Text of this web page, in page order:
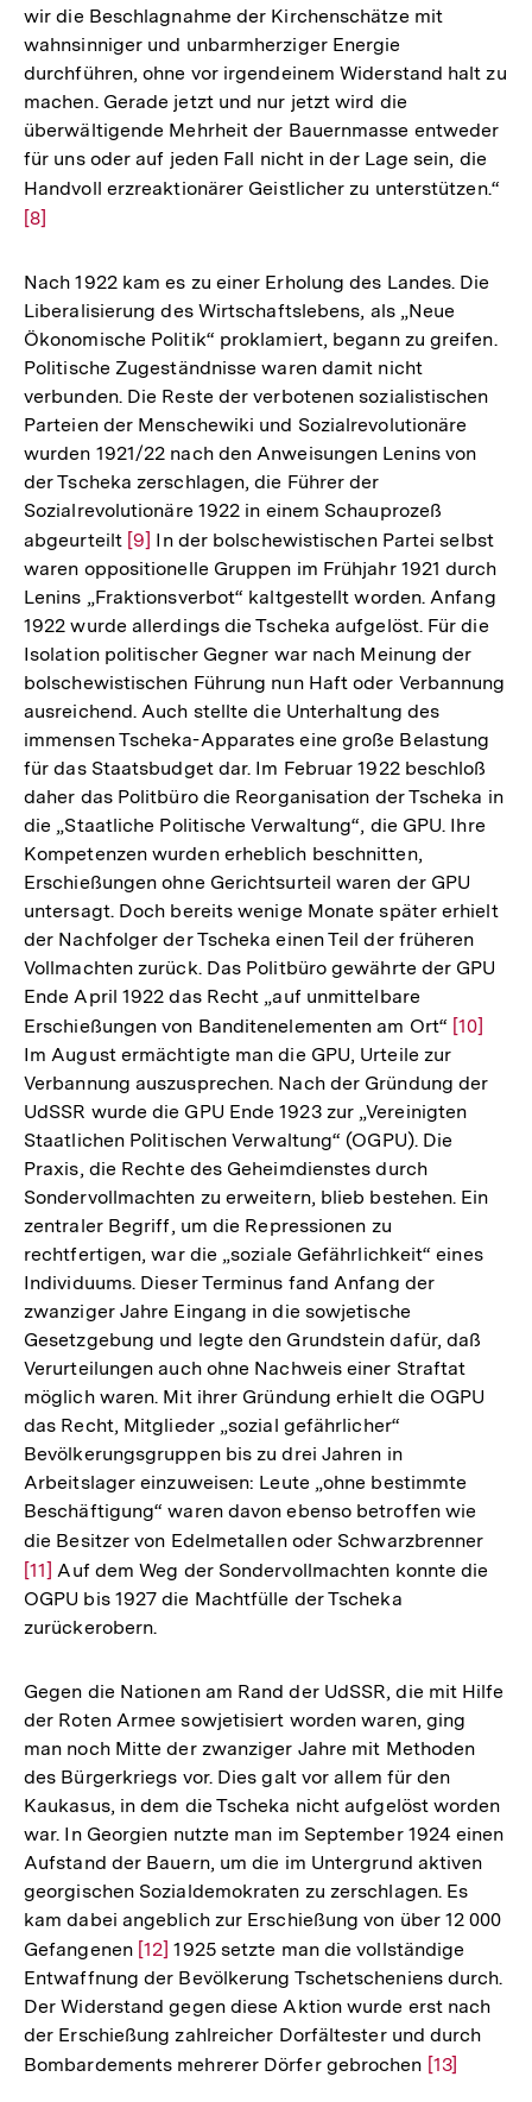
wir die Beschlagnahme der Kirchenschätze mit
wahnsinniger und unbarmherziger Energie
durchführen, ohne vor irgendeinem Widerstand halt zu
machen. Gerade jetzt und nur jetzt wird die
überwältigende Mehrheit der Bauernmasse entweder
für uns oder auf jeden Fall nicht in der Lage sein, die
Handvoll erzreaktionärer Geistlicher zu unterstützen.“Zur
[8]
Nach 1922 kam es zu einer Erholung des Landes. Die
Liberalisierung des Wirtschaftslebens, als „Neue
Ökonomische Politik“ proklamiert, begann zu greifen.
Politische Zugeständnisse waren damit nicht
verbunden. Die Reste der verbotenen sozialistischen
Parteien der Menschewiki und Sozialrevolutionäre
wurden 1921/22 nach den Anweisungen Lenins von
der Tscheka zerschlagen, die Führer der
Sozialrevolutionäre 1922 in einem Schauprozeß
abgeurteilt Zur
Auflösung
der
Fußnote
[9] In der bolschewistischen Partei selbst
waren oppositionelle Gruppen im Frühjahr 1921 durch
Lenins „Fraktionsverbot“ kaltgestellt worden. Anfang
1922 wurde allerdings die Tscheka aufgelöst. Für die
Isolation politischer Gegner war nach Meinung der
bolschewistischen Führung nun Haft oder Verbannung
ausreichend. Auch stellte die Unterhaltung des
immensen Tscheka-Apparates eine große Belastung
für das Staatsbudget dar. Im Februar 1922 beschloß
daher das Politbüro die Reorganisation der Tscheka in
die „Staatliche Politische Verwaltung“, die GPU. Ihre
Kompetenzen wurden erheblich beschnitten,
Erschießungen ohne Gerichtsurteil waren der GPU
untersagt. Doch bereits wenige Monate später erhielt
der Nachfolger der Tscheka einen Teil der früheren
Vollmachten zurück. Das Politbüro gewährte der GPU
Ende April 1922 das Recht „auf unmittelbare
Erschießungen von Banditenelementen am Ort“ Zur
der
Fußnote
[10]
Im August ermächtigte man die GPU, Urteile zur
Verbannung auszusprechen. Nach der Gründung der
UdSSR wurde die GPU Ende 1923 zur „Vereinigten
Staatlichen Politischen Verwaltung“ (OGPU). Die
Praxis, die Rechte des Geheimdienstes durch
Sondervollmachten zu erweitern, blieb bestehen. Ein
zentraler Begriff, um die Repressionen zu
rechtfertigen, war die „soziale Gefährlichkeit“ eines
Individuums. Dieser Terminus fand Anfang der
zwanziger Jahre Eingang in die sowjetische
Gesetzgebung und legte den Grundstein dafür, daß
Verurteilungen auch ohne Nachweis einer Straftat
möglich waren. Mit ihrer Gründung erhielt die OGPU
das Recht, Mitglieder „sozial gefährlicher“
Bevölkerungsgruppen bis zu drei Jahren in
Arbeitslager einzuweisen: Leute „ohne bestimmte
Beschäftigung“ waren davon ebenso betroffen wie
die Besitzer von Edelmetallen oder Schwarzbrenner
[11] Auf dem Weg der Sondervollmachten konnte die
OGPU bis 1927 die Machtfülle der Tscheka
zurückerobern.
Gegen die Nationen am Rand der UdSSR, die mit Hilfe
der Roten Armee sowjetisiert worden waren, ging
man noch Mitte der zwanziger Jahre mit Methoden
des Bürgerkriegs vor. Dies galt vor allem für den
Kaukasus, in dem die Tscheka nicht aufgelöst worden
war. In Georgien nutzte man im September 1924 einen
Aufstand der Bauern, um die im Untergrund aktiven
georgischen Sozialdemokraten zu zerschlagen. Es
kam dabei angeblich zur Erschießung von über 12 000
Gefangenen Zur
Auflösung
der
Fußnote
[12] 1925 setzte man die vollständige
Entwaffnung der Bevölkerung Tschetscheniens durch.
Der Widerstand gegen diese Aktion wurde erst nach
der Erschießung zahlreicher Dorfältester und durch
Bombardements mehrerer Dörfer gebrochen Zur
[13]